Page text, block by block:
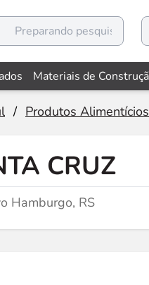
Materiais de
/ Produtos Alimentícios
CRUZ
Hamburgo, RS